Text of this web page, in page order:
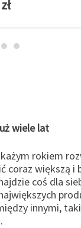
wiele lat
rokiem
coraz większą i
coś dla
innymi,